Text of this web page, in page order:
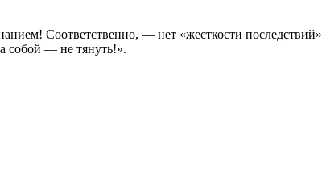
Соответственно, — нет «жесткости последствий»
собой — не тянуть!».